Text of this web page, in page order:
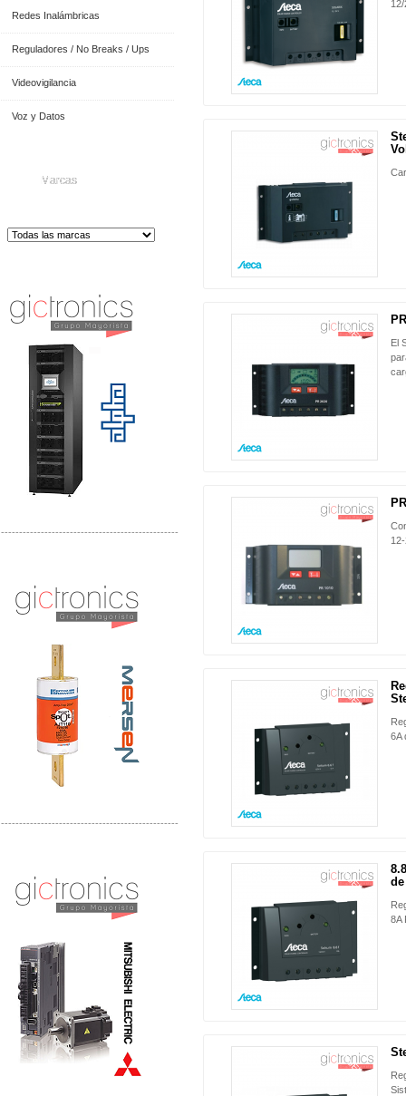
Redes Inalámbricas
Reguladores / No Breaks / Ups
Videovigilancia
Voz y Datos
Marcas
-------------------------------------------------
-------------------------------------------------
NUEVO
NUEVO
El
NUEVO
6A
NUEVO
8A
NUEVO